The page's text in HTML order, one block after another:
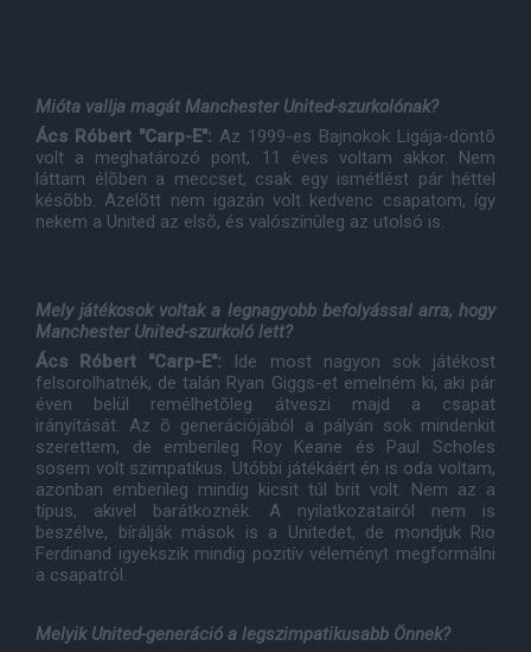
Mióta vallja magát Manchester United-szurkolónak?
Ács Róbert "Carp-E": Az 1999-es Bajnokok Ligája-döntõ
volt a meghatározó pont, 11 éves voltam akkor. Nem
láttam élõben a meccset, csak egy ismétlést pár héttel
késõbb. Azelõtt nem igazán volt kedvenc csapatom, így
nekem a United az elsõ, és valószínûleg az utolsó is.
Mely játékosok voltak a legnagyobb befolyással arra, hogy
Manchester United-szurkoló lett?
Ács Róbert "Carp-E": Ide most nagyon sok játékost
felsorolhatnék, de talán Ryan Giggs-et emelném ki, aki pár
éven belül remélhetõleg átveszi majd a csapat
irányítását. Az õ generációjából a pályán sok mindenkit
szerettem, de emberileg Roy Keane és Paul Scholes
sosem volt szimpatikus. Utóbbi játékáért én is oda voltam,
azonban emberileg mindig kicsit túl brit volt. Nem az a
típus, akivel barátkoznék. A nyilatkozatairól nem is
beszélve, bírálják mások is a Unitedet, de mondjuk Rio
Ferdinand igyekszik mindig pozitív véleményt megformálni
a csapatról.
Melyik United-generáció a legszimpatikusabb Önnek?